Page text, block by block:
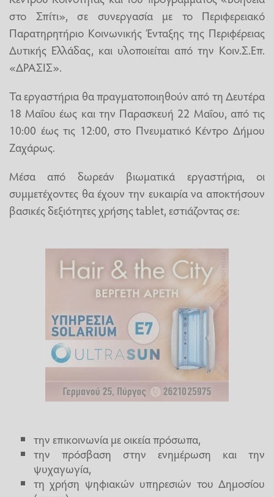
στο Σπίτι», σε συνεργασία με το Περιφερειακό
Παρατηρητήριο Κοινωνικής Ένταξης της Περιφέρειας
Δυτικής Ελλάδας, και υλοποιείται από την Κοιν.Σ.Επ.
«ΔΡΑΣΙΣ».
Τα εργαστήρια θα πραγματοποιηθούν από τη Δευτέρα
18 Μαΐου έως και την Παρασκευή 22 Μαΐου, από τις
10:00 έως τις 12:00, στο Πνευματικό Κέντρο Δήμου
Ζαχάρως.
Μέσα από δωρεάν βιωματικά εργαστήρια, οι
συμμετέχοντες θα έχουν την ευκαιρία να αποκτήσουν
βασικές δεξιότητες χρήσης tablet, εστιάζοντας σε:
την επικοινωνία με οικεία πρόσωπα,
την πρόσβαση στην ενημέρωση και την
ψυχαγωγία,
τη χρήση ψηφιακών υπηρεσιών του Δημοσίου